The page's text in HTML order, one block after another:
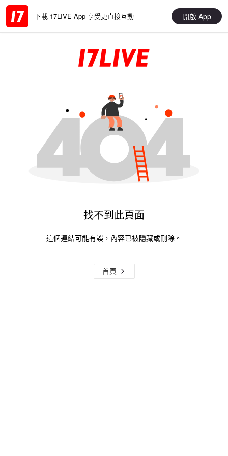
下載 17LIVE App 享受更直接互動 開啟 App
找不到此頁面
這個連結可能有誤，內容已被隱藏或刪除。
首頁